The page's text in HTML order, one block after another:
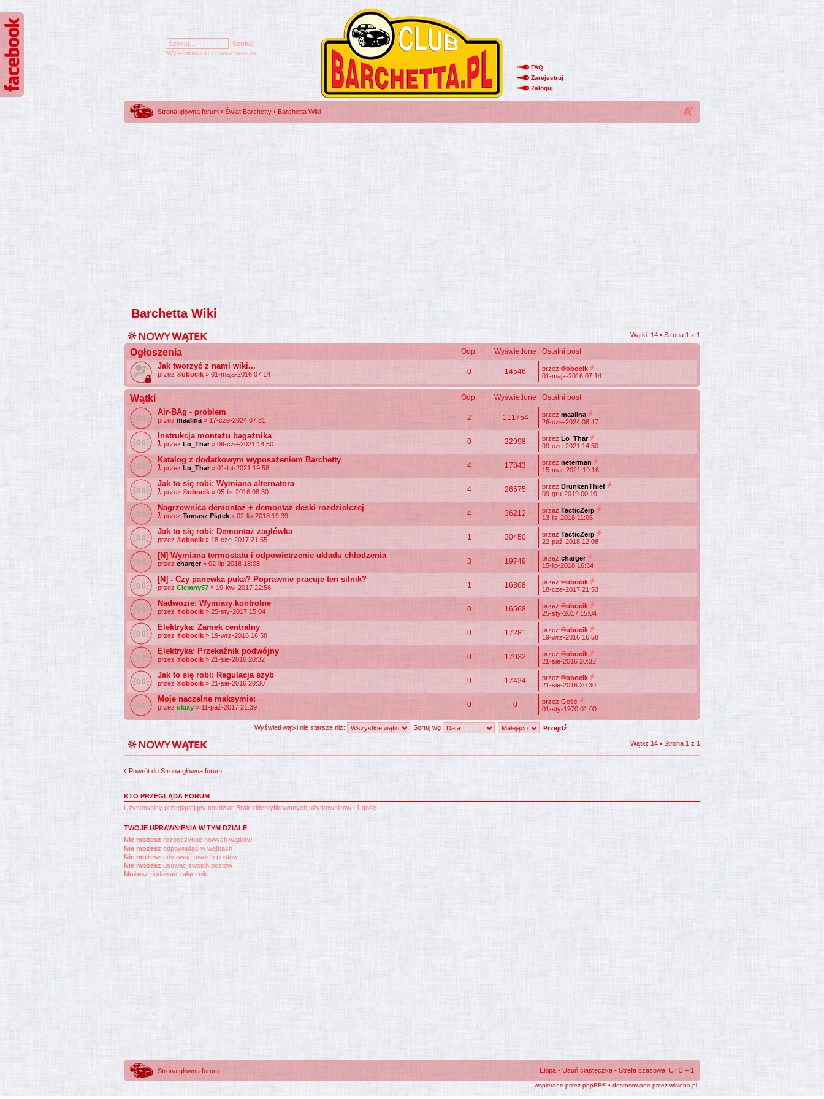
Wyszukiwanie zaawansowane
FAQ
Zarejestruj
Zaloguj
Strona główna forum ‹ Świat Barchetty ‹ Barchetta Wiki
Barchetta Wiki
Wątki: 14 • Strona 1 z 1
Ogłoszenia Odp. Wyświetlone Ostatni post
Jak tworzyć z nami wiki...
przez ®obocik » 01-maja-2016 07:14 0 14546 przez ®obocik
01-maja-2016 07:14
Wątki Odp. Wyświetlone Ostatni post
Air-BAg - problem
przez maalina » 17-cze-2024 07:31 2 111754 przez maalina
26-cze-2024 08:47
Instrukcja montażu bagażnika
przez Lo_Thar» 09-cze-2021 14:50 0 22998 przez Lo_Thar
09-cze-2021 14:50
Katalog z dodatkowym wyposażeniem Barchetty
przez Lo_Thar» 01-lut-2021 19:58 4 17843 przez neterman
15-mar-2021 19:16
Jak to się robi: Wymiana alternatora
przez ®obocik » 05-lis-2016 08:30 4 26575 przez DrunkenThief
09-gru-2019 00:19
Nagrzewnica demontaż + demontaż deski rozdzielczej
przez Tomasz Piątek » 02-lip-2018 19:39 4 36212 przez TacticZerp
13-lis-2018 11:06
Jak to się robi: Demontaż zagłówka
przez ®obocik » 18-cze-2017 21:55 1 30450 przez TacticZerp
22-paź-2018 12:08
[N] Wymiana termostatu i odpowietrzenie układu chłodzenia
przez charger» 02-lip-2018 18:08 3 19749 przez charger
15-lip-2018 16:34
[N] - Czy panewka puka? Poprawnie pracuje ten silnik?
przez Ciemny57 » 19-kwi-2017 22:56 1 16368 przez ®obocik
18-cze-2017 21:53
Nadwozie: Wymiary kontrolne
przez ®obocik » 25-sty-2017 15:04 0 16568 przez ®obocik
25-sty-2017 15:04
Elektryka: Zamek centralny
przez ®obocik » 19-wrz-2016 16:58 0 17281 przez ®obocik
19-wrz-2016 16:58
Elektryka: Przekaźnik podwójny
przez ®obocik » 21-sie-2016 20:32 0 17032 przez ®obocik
21-sie-2016 20:32
Jak to się robi: Regulacja szyb
przez ®obocik » 21-sie-2016 20:30 0 17424 przez ®obocik
21-sie-2016 20:30
Moje naczelne maksymie:
przez ukixy » 11-paź-2017 21:39 0 0
przez Gość
01-sty-1970 01:00
Wyświetl wątki nie starsze niż: Sortuj wg
Wątki: 14 • Strona 1 z 1
Powrót do Strona główna forum
KTO PRZEGLĄDA FORUM
Użytkownicy przeglądający ten dział: Brak zidentyfikowanych użytkowników i 1 gość
TWOJE UPRAWNIENIA W TYM DZIALE
Nie możesz rozpoczynać nowych wątków
Nie możesz odpowiadać w wątkach
Nie możesz edytować swoich postów
Nie możesz usuwać swoich postów
Możesz dodawać załączniki
Strona główna forum Ekipa • Usuń ciasteczka • Strefa czasowa: UTC + 1
wspierane przez phpBB® • dostosowane przez wisiena.pl